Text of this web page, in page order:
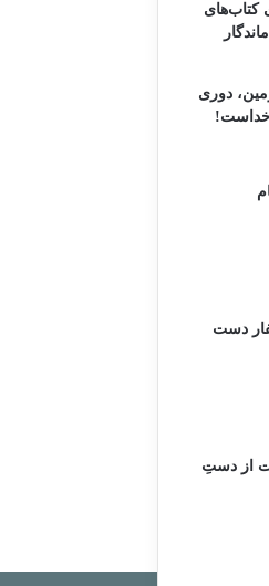
کتاب‌های
دوری
خداست‌!
دست
از دستِ